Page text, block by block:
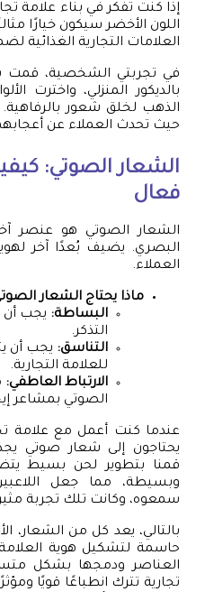
إذا كنت تفكر في بناء علامة
اللون الأخضر سيكون خيارًا
العلامات التجارية الغذائية
في تجربتي الشخصية، قمت
بالديكور المنزلي، واخترت
الذهب لخلق شعور بالرفاهية.
حيث تحدث العملاء عن
الشعار الصوتي:
فعال
الشعار الصوتي هو عنصر
البصري. يضيف بُعدًا آخر
العملاء.
ماذا يحتاج الشعار
البساطة: يجب أن
التذكر.
التناسق: يجب أن
للعلامة التجارية.
الارتباط العاطفي:
الصوتي بمشاعر
عندما كنت أعمل مع علامة
يحتاجون إلى شعار صوتي
قمنا بتطوير لحن بسيط
وبسيطة، مما جعل
سمعوه، وكانت تلك تجربة
بالتالي، يعد كل من الشعار،
حاسمة لتشكيل هوية العلامة
العناصر ودمجها بشكل
تجارية تترك انطباعًا قويًا